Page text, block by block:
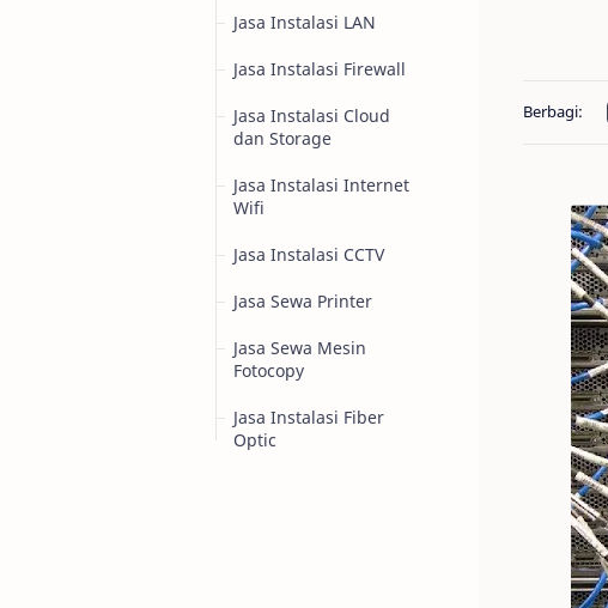
Jasa Instalasi LAN
Jasa Instalasi Firewall
Jasa Instalasi Cloud
dan Storage
Jasa Instalasi Internet
Wifi
Jasa Instalasi CCTV
Jasa Sewa Printer
Jasa Sewa Mesin
Fotocopy
Jasa Instalasi Fiber
Optic